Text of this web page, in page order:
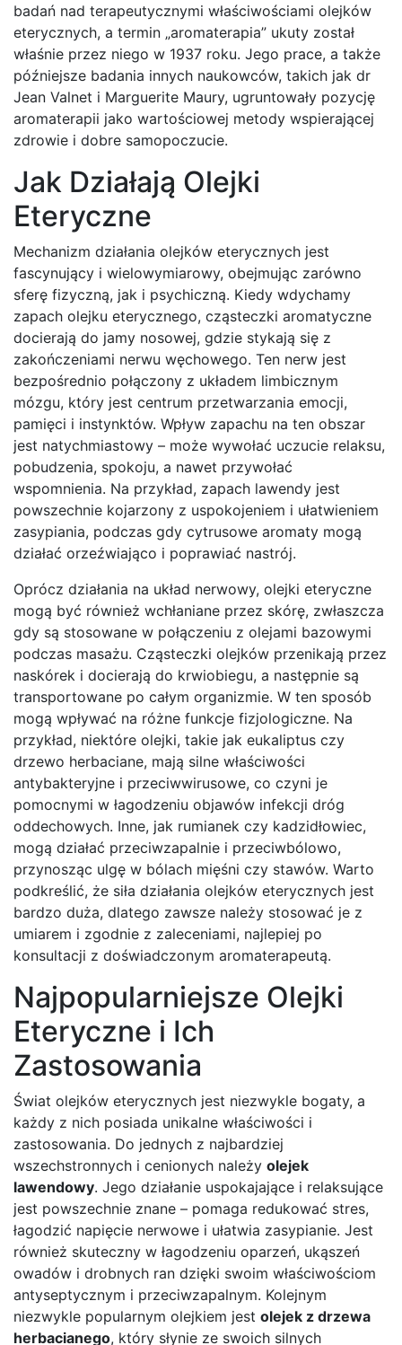
badań nad terapeutycznymi właściwościami olejków
eterycznych, a termin „aromaterapia” ukuty został
właśnie przez niego w 1937 roku. Jego prace, a także
późniejsze badania innych naukowców, takich jak dr
Jean Valnet i Marguerite Maury, ugruntowały pozycję
aromaterapii jako wartościowej metody wspierającej
zdrowie i dobre samopoczucie.
Jak Działają Olejki
Eteryczne
Mechanizm działania olejków eterycznych jest
fascynujący i wielowymiarowy, obejmując zarówno
sferę fizyczną, jak i psychiczną. Kiedy wdychamy
zapach olejku eterycznego, cząsteczki aromatyczne
docierają do jamy nosowej, gdzie stykają się z
zakończeniami nerwu węchowego. Ten nerw jest
bezpośrednio połączony z układem limbicznym
mózgu, który jest centrum przetwarzania emocji,
pamięci i instynktów. Wpływ zapachu na ten obszar
jest natychmiastowy – może wywołać uczucie relaksu,
pobudzenia, spokoju, a nawet przywołać
wspomnienia. Na przykład, zapach lawendy jest
powszechnie kojarzony z uspokojeniem i ułatwieniem
zasypiania, podczas gdy cytrusowe aromaty mogą
działać orzeźwiająco i poprawiać nastrój.
Oprócz działania na układ nerwowy, olejki eteryczne
mogą być również wchłaniane przez skórę, zwłaszcza
gdy są stosowane w połączeniu z olejami bazowymi
podczas masażu. Cząsteczki olejków przenikają przez
naskórek i docierają do krwiobiegu, a następnie są
transportowane po całym organizmie. W ten sposób
mogą wpływać na różne funkcje fizjologiczne. Na
przykład, niektóre olejki, takie jak eukaliptus czy
drzewo herbaciane, mają silne właściwości
antybakteryjne i przeciwwirusowe, co czyni je
pomocnymi w łagodzeniu objawów infekcji dróg
oddechowych. Inne, jak rumianek czy kadzidłowiec,
mogą działać przeciwzapalnie i przeciwbólowo,
przynosząc ulgę w bólach mięśni czy stawów. Warto
podkreślić, że siła działania olejków eterycznych jest
bardzo duża, dlatego zawsze należy stosować je z
umiarem i zgodnie z zaleceniami, najlepiej po
konsultacji z doświadczonym aromaterapeutą.
Najpopularniejsze Olejki
Eteryczne i Ich
Zastosowania
Świat olejków eterycznych jest niezwykle bogaty, a
każdy z nich posiada unikalne właściwości i
zastosowania. Do jednych z najbardziej
wszechstronnych i cenionych należy olejek
lawendowy. Jego działanie uspokajające i relaksujące
jest powszechnie znane – pomaga redukować stres,
łagodzić napięcie nerwowe i ułatwia zasypianie. Jest
również skuteczny w łagodzeniu oparzeń, ukąszeń
owadów i drobnych ran dzięki swoim właściwościom
antyseptycznym i przeciwzapalnym. Kolejnym
niezwykle popularnym olejkiem jest olejek z drzewa
herbacianego, który słynie ze swoich silnych